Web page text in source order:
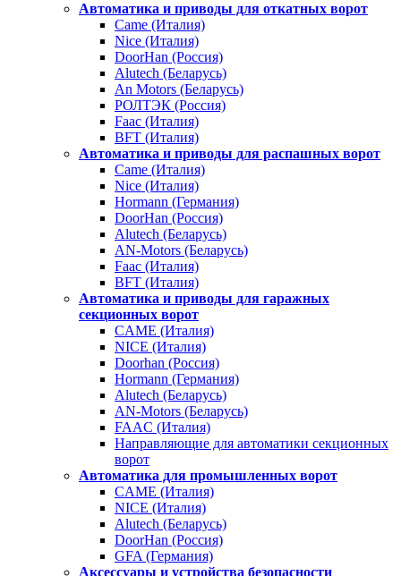
Автоматика и приводы для откатных ворот
Came (Италия)
Nice (Италия)
DoorHan (Россия)
Alutech (Беларусь)
An Motors (Беларусь)
РОЛТЭК (Россия)
Faac (Италия)
BFT (Италия)
Автоматика и приводы для распашных ворот
Came (Италия)
Nice (Италия)
Hormann (Германия)
DoorHan (Россия)
Alutech (Беларусь)
AN-Motors (Беларусь)
Faac (Италия)
BFT (Италия)
Автоматика и приводы для гаражных
секционных ворот
CAME (Италия)
NICE (Италия)
Doorhan (Россия)
Hormann (Германия)
Alutech (Беларусь)
AN-Motors (Беларусь)
FAAC (Италия)
Направляющие для автоматики секционных
ворот
Автоматика для промышленных ворот
CAME (Италия)
NICE (Италия)
Alutech (Беларусь)
DoorHan (Россия)
GFA (Германия)
Аксессуары и устройства безопасности